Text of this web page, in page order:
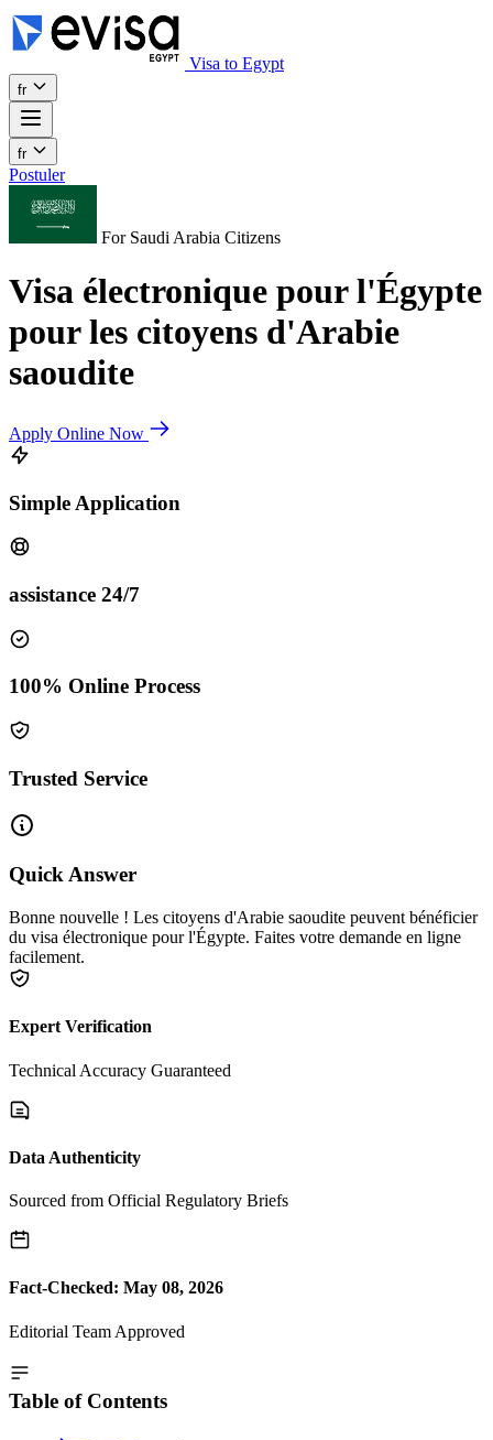
Visa to Egypt
fr
fr
Postuler
For Saudi Arabia Citizens
Visa électronique pour l'Égypte
pour les citoyens d'Arabie
saoudite
Apply Online Now
Simple Application
assistance 24/7
100% Online Process
Trusted Service
Quick Answer
Bonne nouvelle ! Les citoyens d'Arabie saoudite peuvent bénéficier
du visa électronique pour l'Égypte. Faites votre demande en ligne
facilement.
Expert Verification
Technical Accuracy Guaranteed
Data Authenticity
Sourced from Official Regulatory Briefs
Fact-Checked: May 08, 2026
Editorial Team Approved
Table of Contents